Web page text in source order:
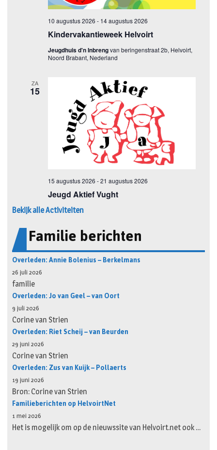
Bekijk alle Activiteiten
Familie berichten
Overleden: Annie Bolenius – Berkelmans
26 juli 2026
familie
Overleden: Jo van Geel – van Oort
9 juli 2026
Corine van Strien
Overleden: Riet Scheij – van Beurden
29 juni 2026
Corine van Strien
Overleden: Zus van Kuijk – Pollaerts
19 juni 2026
Bron: Corine van Strien
Familieberichten op HelvoirtNet
1 mei 2026
Het is mogelijk om op de nieuwssite van Helvoirt.net ook …